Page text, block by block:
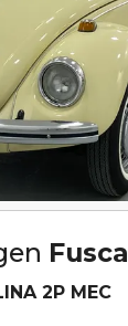
Fusca
2P MEC